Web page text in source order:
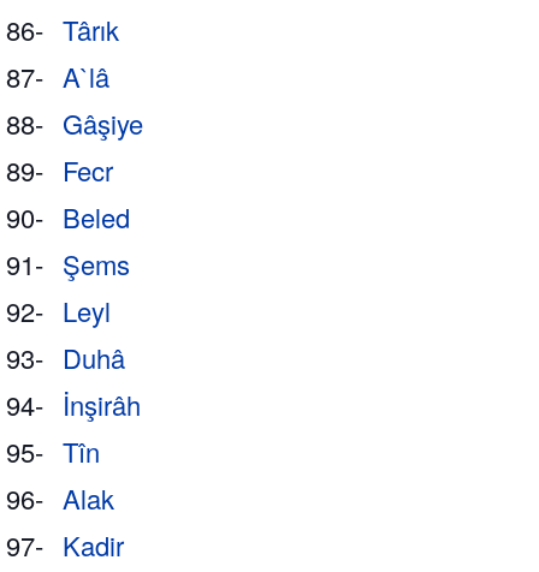
86- Târık
87- A`lâ
88- Gâşiye
89- Fecr
90- Beled
91- Şems
92- Leyl
93- Duhâ
94- İnşirâh
95- Tîn
96- Alak
97- Kadir